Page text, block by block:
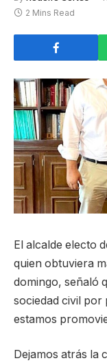
2 Mins Read
El alcalde electo
quien obtuviera
domingo, señaló
sociedad civil por
estamos
Dejamos atrás la